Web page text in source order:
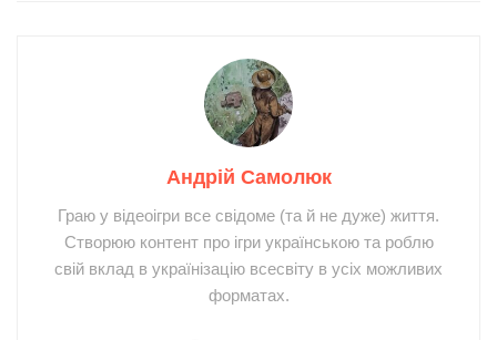
Андрій Самолюк
Граю у відеоігри все свідоме (та й не дуже) життя.
Створюю контент про ігри українською та роблю
свій вклад в українізацію всесвіту в усіх можливих
форматах.